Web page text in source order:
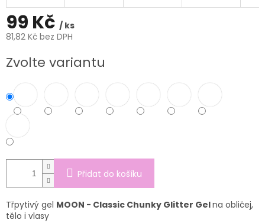
99 Kč / ks
81,82 Kč bez DPH
cena:
Zvolte variantu
Přidat do košíku
Třpytivý gel MOON - Classic Chunky Glitter Gelna obličej,
tělo i vlasy